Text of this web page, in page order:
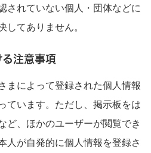
されていない個人・団体などに
てありません。
注意事項
まによって登録された個人情報
ています。ただし、掲示板をは
ど、ほかのユーザーが閲覧でき
人が自発的に個人情報を登録さ